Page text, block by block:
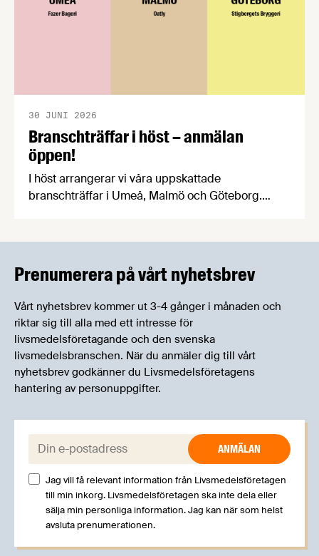
Branschträffar i höst – anmälan
öppen!
30 JUNI 2026
I höst arrangerar vi våra uppskattade
branschträffar i Umeå, Malmö och Göteborg.
Prenumerera på vårt nyhetsbrev
Vårt nyhetsbrev kommer ut 3-4 gånger i månaden och
riktar sig till alla med ett intresse för
livsmedelsföretagande och den svenska
livsmedelsbranschen. När du anmäler dig till vårt
nyhetsbrev godkänner du Livsmedelsföretagens
hantering av personuppgifter.
E-post:
Jag vill få relevant information från Livsmedelsföretagen
till min inkorg. Livsmedelsföretagen ska inte dela eller
sälja min personliga information. Jag kan när som helst
avsluta prenumerationen.